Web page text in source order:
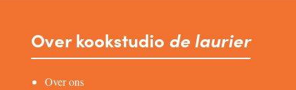
Over kookstudio de laurier
Over ons